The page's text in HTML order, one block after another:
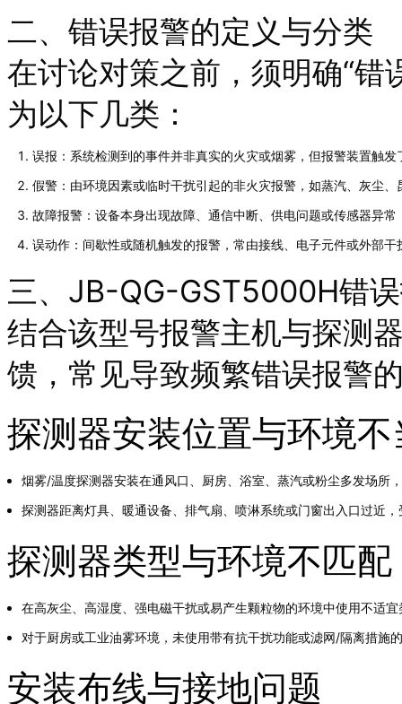
二、错误报警的定义与分类
在讨论对策之前，须明确“错
为以下几类：
误报：系统检测到的事件并非真实的火灾或烟雾，但报警装置触发
假警：由环境因素或临时干扰引起的非火灾报警，如蒸汽、灰尘、
故障报警：设备本身出现故障、通信中断、供电问题或传感器异
误动作：间歇性或随机触发的报警，常由接线、电子元件或外部干
三、JB-QG-GST5000H错
结合该型号报警主机与探测
馈，常见导致频繁错误报警
探测器安装位置与环境不
烟雾/温度探测器安装在通风口、厨房、浴室、蒸汽或粉尘多发场所
探测器距离灯具、暖通设备、排气扇、喷淋系统或门窗出入口过近
探测器类型与环境不匹配
在高灰尘、高湿度、强电磁干扰或易产生颗粒物的环境中使用不适
对于厨房或工业油雾环境，未使用带有抗干扰功能或滤网/隔离措施
安装布线与接地问题